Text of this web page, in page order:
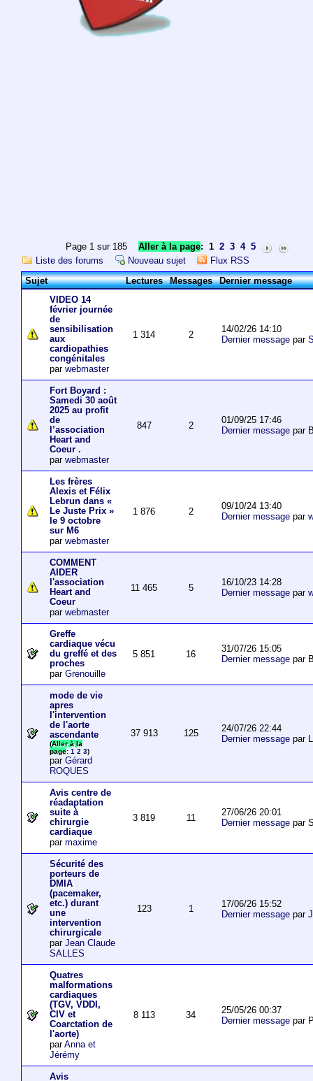
Page 1 sur 185Aller à la page: 1 2 3 4 5
Liste des forums
Nouveau sujet
Flux RSS
Sujet
Lectures Messages Dernier message
VIDEO 14
février journée
de
sensibilisation
aux
cardiopathies
congénitales
par webmaster
1 314 2
14/02/26 14:10
Dernier messagepar
Fort Boyard :
Samedi 30 août
2025 au profit
de
l’association
Heart and
Coeur .
par webmaster
847 2
01/09/25 17:46
Dernier messagepar
Les frères
Alexis et Félix
Lebrun dans «
Le Juste Prix »
le 9 octobre
sur M6
par webmaster
1 876 2
09/10/24 13:40
Dernier messagepar
COMMENT
AIDER
l'association
Heart and
Coeur
par webmaster
11 465 5
16/10/23 14:28
Dernier messagepar
Greffe
cardiaque vécu
du greffé et des
proches
par Grenouille
5 851 16
31/07/26 15:05
Dernier messagepar
mode de vie
apres
l'intervention
de l'aorte
ascendante
(Aller à la
page: 1 2 3)
par Gérard
ROQUES
37 913 125
24/07/26 22:44
Dernier messagepar
Avis centre de
réadaptation
suite à
chirurgie
cardiaque
par maxime
3 819 11
27/06/26 20:01
Dernier messagepar
Sécurité des
porteurs de
DMIA
(pacemaker,
etc.) durant
une
intervention
chirurgicale
par Jean Claude
SALLES
123 1
17/06/26 15:52
Dernier messagepar
Quatres
malformations
cardiaques
(TGV, VDDI,
CIV et
Coarctation de
l'aorte)
parAnna et
Jérémy
8 113 34
25/05/26 00:37
Dernier messagepar
Avis